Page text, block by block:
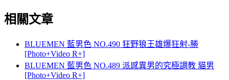
相關文章
BLUEMEN 藍男色 NO.490 狂野狼王雄爆狂射-勝
[Photo+Video R+]
BLUEMEN 藍男色 NO.489 派感異男的究極調教 貓男
[Photo+Video R+]